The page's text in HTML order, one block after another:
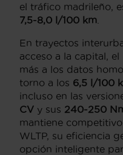
el tráfico madrileño,
7,5-8,0 l/100 km
En trayectos
acceso a la capital,
más a los datos
torno a los 6,5 l/100
incluso en las
CV y sus 240-250
mantiene
WLTP, su eficiencia
opción inteligente